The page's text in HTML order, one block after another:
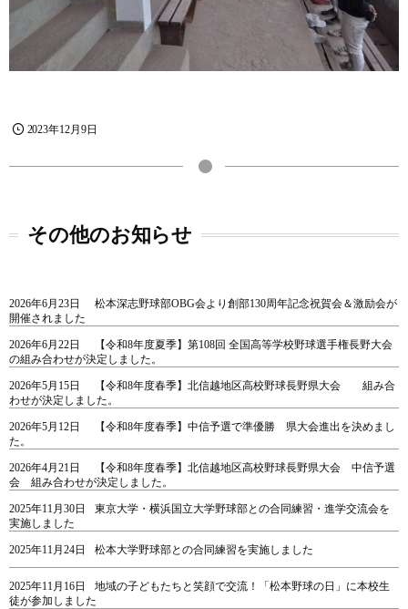
2023年12月9日
その他のお知らせ
2026年6月23日
松本深志野球部OBG会より創部130周年記念祝賀会＆激励会が
開催されました
2026年6月22日
【令和8年度夏季】第108回 全国高等学校野球選手権長野大会
の組み合わせが決定しました。
2026年5月15日
【令和8年度春季】北信越地区高校野球長野県大会 組み合
わせが決定しました。
2026年5月12日
【令和8年度春季】中信予選で準優勝 県大会進出を決めまし
た。
2026年4月21日
【令和8年度春季】北信越地区高校野球長野県大会 中信予選
会 組み合わせが決定しました。
2025年11月30日
東京大学・横浜国立大学野球部との合同練習・進学交流会を
実施しました
2025年11月24日 松本大学野球部との合同練習を実施しました
2025年11月16日
地域の子どもたちと笑顔で交流！「松本野球の日」に本校生
徒が参加しました